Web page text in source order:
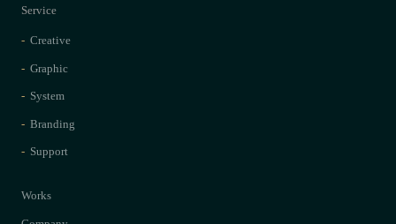
Service
Creative
Graphic
System
Branding
Support
Works